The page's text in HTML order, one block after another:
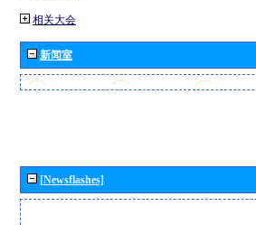
相关大会
新闻室
[Newsflashes]